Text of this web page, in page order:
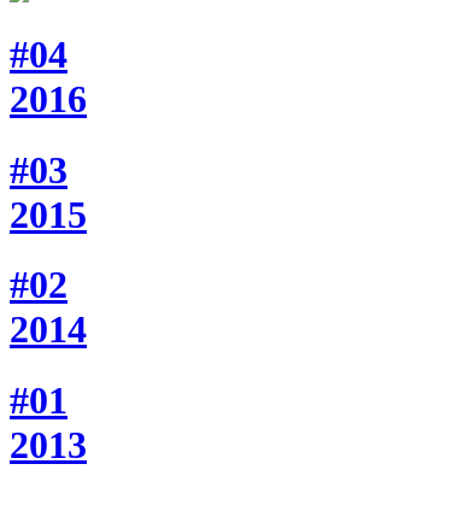
#04
2016
#03
2015
#02
2014
#01
2013